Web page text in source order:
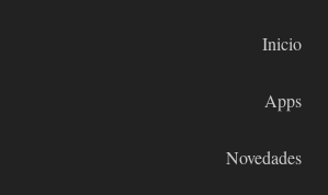
Inicio
Apps
Novedades